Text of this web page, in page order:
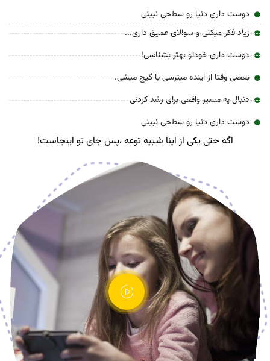
دنیا رو سطحی نبینی
و سوالای عمیق داری...
خودتو بهتر بشناسی!
از اینده میترسی یا گیج میشی.
واقعی برای رشد کردنی
دنیا رو سطحی نبینی
یکی از اینا شبیه توعه ،پس جای تو اینجاست!